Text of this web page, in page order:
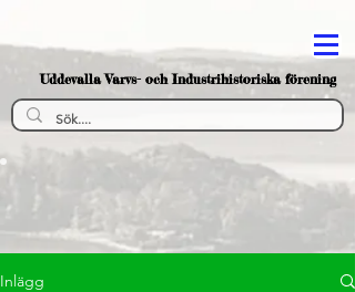
Uddevalla Varvs- och Industrihistoriska förening
Inlägg